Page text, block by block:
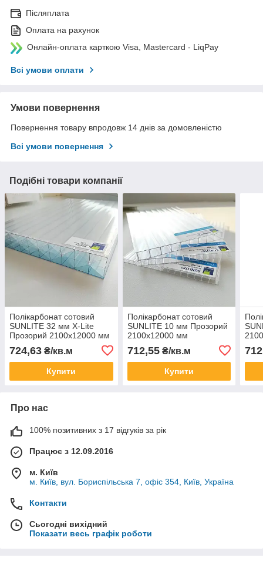
Післяплата
Оплата на рахунок
Онлайн-оплата карткою Visa, Mastercard - LiqPay
Всі умови оплати
Умови повернення
Повернення товару впродовж 14 днів за домовленістю
Всі умови повернення
Подібні товари компанії
Полікарбонат сотовий
SUNLITE 32 мм X-Lite
Прозорий 2100x12000 мм
724,63 ₴/кв.м
Купити
Полікарбонат сотовий
SUNLITE 10 мм Прозорий
2100x12000 мм
712,55₴/кв.м
Купити
Про нас
100% позитивних з 17 відгуків за рік
Працює з 12.09.2016
м. Київ
м. Київ, вул. Бориспільська 7, офіс 354, Київ, Україна
Контакти
Сьогодні вихідний
Показати весь графік роботи